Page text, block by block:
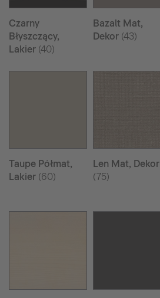
Czarny
Błyszczący,
Lakier (40)
Bazalt Mat,
Dekor(43)
Taupe Półmat,
Lakier (60)
Len Mat, Dekor
(75)